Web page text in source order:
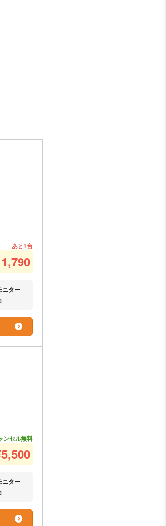
あと1台
ニター
ンセル無料
5,500
ニター